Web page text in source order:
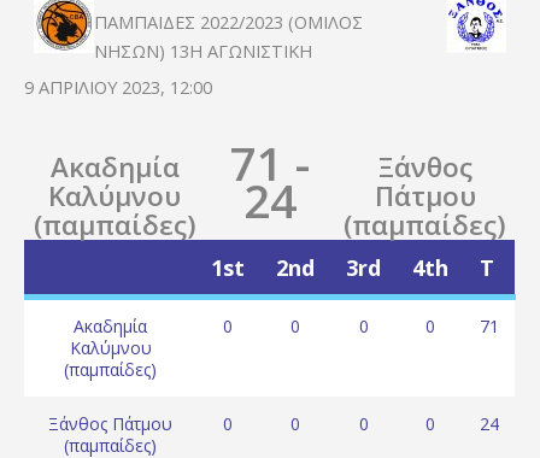
ΠΑΜΠΑΊΔΕΣ 2022/2023 (ΌΜΙΛΟΣ
ΝΉΣΩΝ) 13Η ΑΓΩΝΙΣΤΙΚΉ
9 ΑΠΡΙΛΊΟΥ 2023, 12:00
Ακαδημία
Καλύμνου
(παμπαίδες)
71 -
24
Ξάνθος
Πάτμου
(παμπαίδες)
1st 2nd 3rd 4th T
Ακαδημία
Καλύμνου
(παμπαίδες)
0 0 0 0 71
Ξάνθος Πάτμου
(παμπαίδες)
0 0 0 0 24